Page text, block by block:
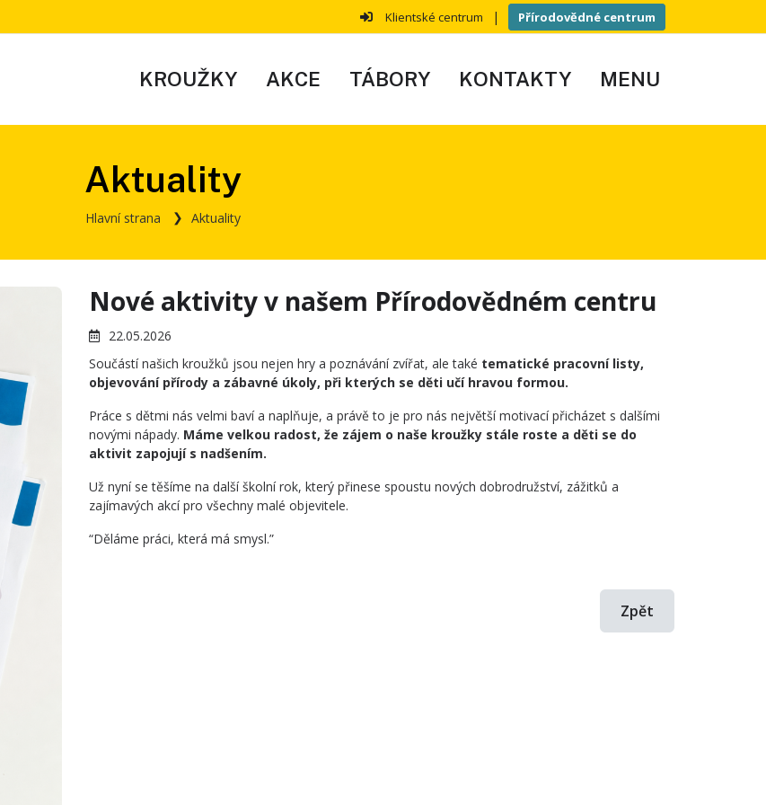
Klientské centrum | Přírodovědné centrum
KROUŽKY AKCE TÁBORY KONTAKTY MENU
Aktuality
Hlavní strana Aktuality
Nové aktivity v našem Přírodovědném centru
22.05.2026
Součástí našich kroužků jsou nejen hry a poznávání zvířat, ale také tematické pracovní listy,
objevování přírody a zábavné úkoly, při kterých se děti učí hravou formou.
Práce s dětmi nás velmi baví a naplňuje, a právě to je pro nás největší motivací přicházet s dalšími
novými nápady. Máme velkou radost, že zájem o naše kroužky stále roste a děti se do
aktivit zapojují s nadšením.
Už nyní se těšíme na další školní rok, který přinese spoustu nových dobrodružství, zážitků a
zajímavých akcí pro všechny malé objevitele.
“Děláme práci, která má smysl.”
Zpět